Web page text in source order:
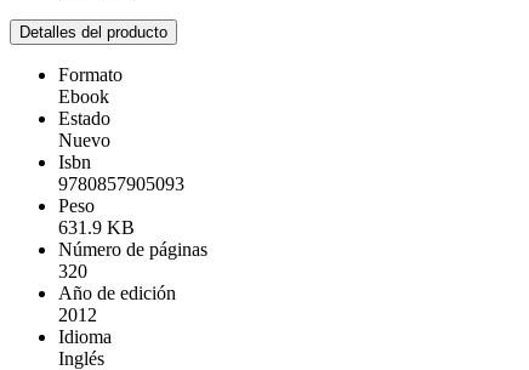
Detalles del producto
Formato
Ebook
Estado
Nuevo
Isbn
9780857905093
Peso
631.9 KB
Número de páginas
320
Año de edición
2012
Idioma
Inglés